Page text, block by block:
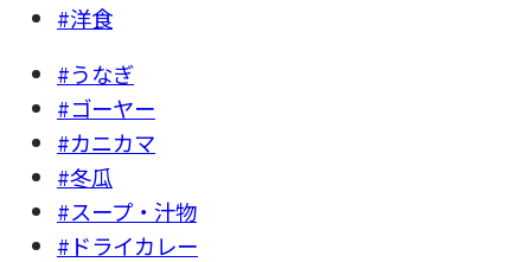
#洋食
#うなぎ
#ゴーヤー
#カニカマ
#冬瓜
#スープ・汁物
#ドライカレー